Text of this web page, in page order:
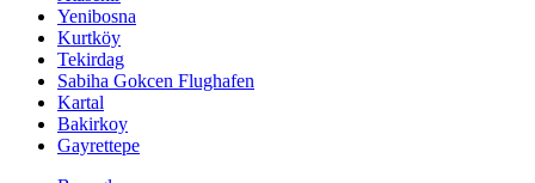
Yenibosna
Kurtköy
Tekirdag
Sabiha Gokcen Flughafen
Kartal
Bakirkoy
Gayrettepe